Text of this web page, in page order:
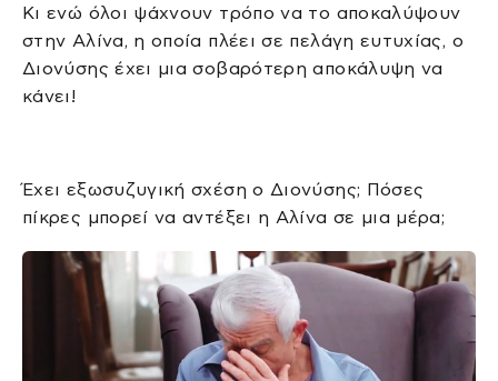
Κι ενώ όλοι ψάχνουν τρόπο να το αποκαλύψουν
στην Αλίνα, η οποία πλέει σε πελάγη ευτυχίας, ο
Διονύσης έχει μια σοβαρότερη αποκάλυψη να
κάνει!
Έχει εξωσυζυγική σχέση ο Διονύσης; Πόσες
πίκρες μπορεί να αντέξει η Αλίνα σε μια μέρα;